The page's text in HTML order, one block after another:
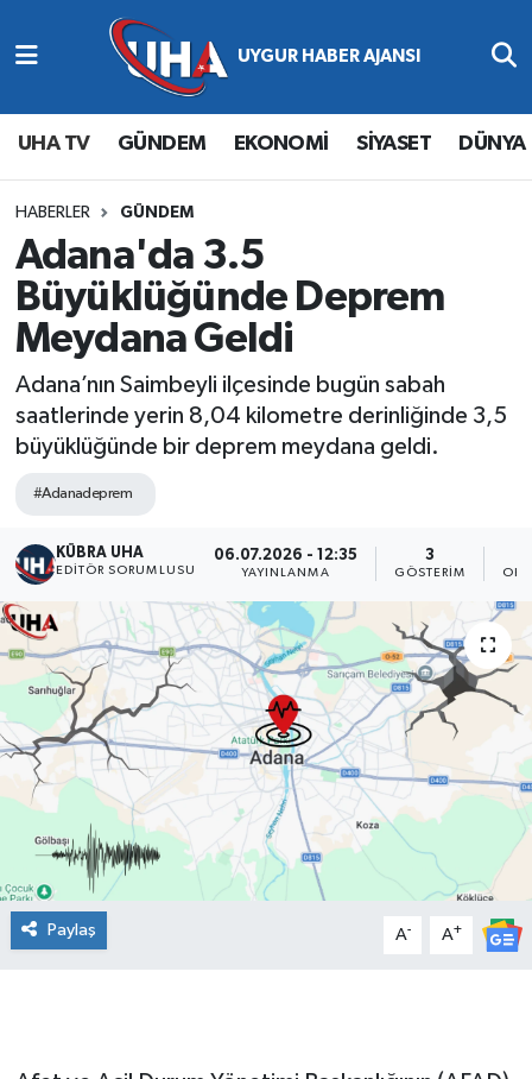
UHA TV GÜNDEM EKONOMİ SİYASET DÜNYA
HABERLER GÜNDEM
Adana'da 3.5
Büyüklüğünde Deprem
Meydana Geldi
Adana’nın Saimbeyli ilçesinde bugün sabah
saatlerinde yerin 8,04 kilometre derinliğinde 3,5
büyüklüğünde bir deprem meydana geldi.
#Adanadeprem
KÜBRA UHA
EDİTÖR SORUMLUSU
06.07.2026 - 12:35
YAYINLANMA
3
GÖSTERIM
Paylaş A- A+
Abone Ol
Gündem
Ekonomi
Magazin
Siyaset
Spor
Yaşam
Nöbetçi Eczaneler
Hava Durumu
Namaz Vakitleri
Trafik Durumu
Süper Lig Puan Durumu ve Fikstür
Tüm Manşetler
Son Dakika Haberleri